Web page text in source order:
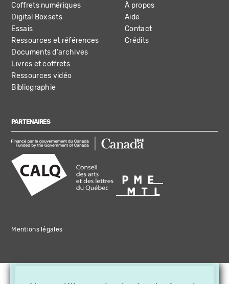
Coffrets numériques
Digital Boxsets
Essais
Ressources et références
Documents d'archives
Livres et coffrets
Ressources vidéo
Bibliographie
À propos
Aide
Contact
Crédits
PARTENAIRES
Mentions légales